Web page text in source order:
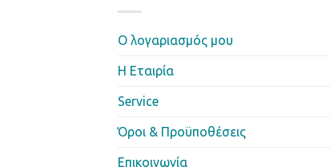
Ο λογαριασμός μου
Η Eταιρία
Service
Όροι & Προϋποθέσεις
Επικοινωνία